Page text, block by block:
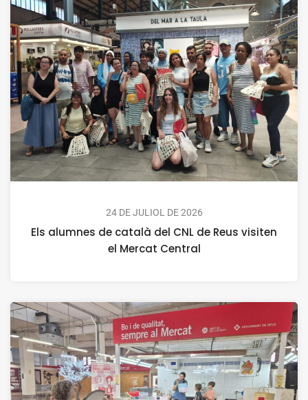
24 DE JULIOL DE 2026
Els alumnes de català del CNL de Reus visiten
el Mercat Central